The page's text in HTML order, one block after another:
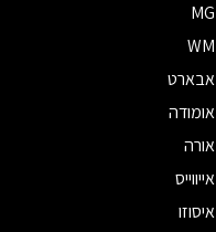
MG
WM
אבארט
אומודה
אורה
אייווייס
איסוזו